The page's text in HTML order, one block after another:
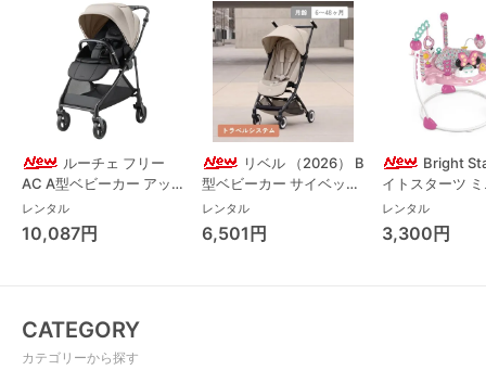
ルーチェ フリー
AC A型ベビーカー アッ
プリカ(Aprica) A型ベビ
ーカー アップリカ
(Aprica)
レンタル
10,087円
リベル （2026） B
型ベビーカー サイベック
ス(cybex)
レンタル
6,501円
Bright
イトスターツ
ス フォーエバ
レンド ジャン
パルー キッズ
レンタル
3,300円
CATEGORY
カテゴリーから探す